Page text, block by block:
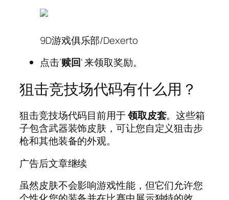
9D游戏俱乐部/Dexerto
点击’赎回‘ 来领取奖励。
狙击竞技场代码有什么用？
狙击竞技场代码目前用于领取皮套。这些箱
子包含武器装饰皮肤，可让您自定义狙击步
枪和其他装备的外观。
广告后文章继续
虽然皮肤不会影响游戏性能，但它们允许您